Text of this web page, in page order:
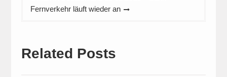
Fernverkehr läuft wieder an
Related Posts